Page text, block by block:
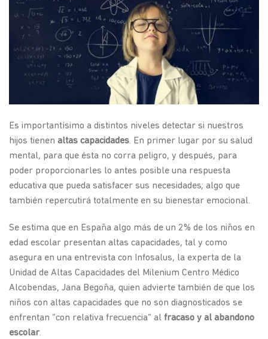
Es importantísimo a distintos niveles detectar si nuestros
hijos tienen altas capacidades. En primer lugar por su salud
mental, para que ésta no corra peligro, y después, para
poder proporcionarles lo antes posible una respuesta
educativa que pueda satisfacer sus necesidades; algo que
también repercutirá totalmente en su bienestar emocional.
Se estima que en España algo más de un 2% de los niños en
edad escolar presentan altas capacidades, tal y como
asegura en una entrevista con Infosalus, la experta de la
Unidad de Altas Capacidades del Milenium Centro Médico
Alcobendas, Jana Begoña, quien advierte también de que los
niños con altas capacidades que no son diagnosticados se
enfrentan “con relativa frecuencia” al fracaso y al abandono
escolar.